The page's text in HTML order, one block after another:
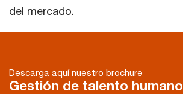
del mercado.
Descarga aquí nuestro brochure
Gestión de talento humano